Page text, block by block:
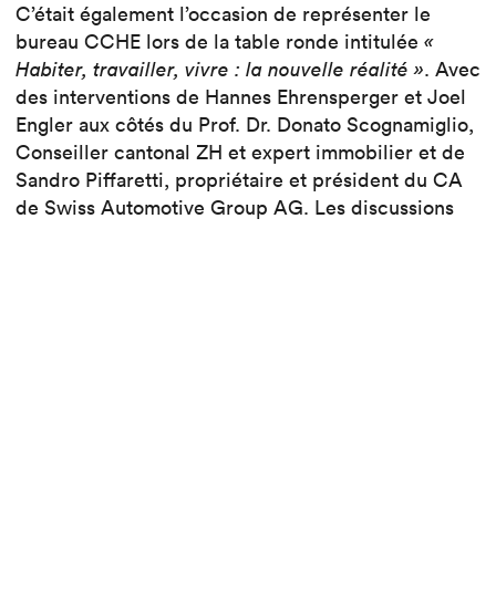
C’était également l’occasion de représenter le
bureau CCHE lors de la table ronde intitulée «
Habiter, travailler, vivre : la nouvelle réalité ». Avec
des interventions de Hannes Ehrensperger et Joel
Engler aux côtés du Prof. Dr. Donato Scognamiglio,
Conseiller cantonal ZH et expert immobilier et de
Sandro Piffaretti, propriétaire et président du CA
de Swiss Automotive Group AG. Les discussions